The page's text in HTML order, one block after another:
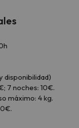
disponibilidad)
7 noches: 10€.
máximo: 4 kg.